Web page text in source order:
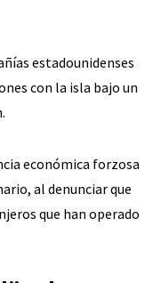
estadounidenses
con la isla bajo un
económica forzosa
al denunciar que
que han operado